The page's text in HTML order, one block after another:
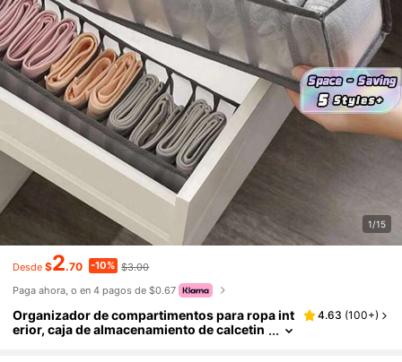
1/15
Desde $2.70 -10% $3.00
Paga ahora, o en 4 pagos de $0.67
Organizador de compartimentos para ropa int
erior, caja de almacenamiento de calcetin
4.63 (100+)